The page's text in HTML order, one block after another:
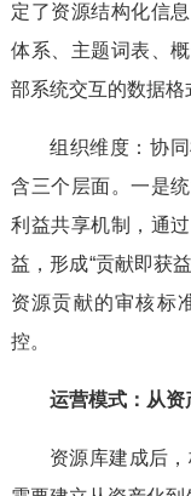
定了资源结构化信
体系、主题词表、
部系统交互的数据格
组织维度：协
含三个层面。一是
利益共享机制，通
益，形成“贡献即获
资源贡献的审核标
控。
运营模式：从资
资源库建成后，